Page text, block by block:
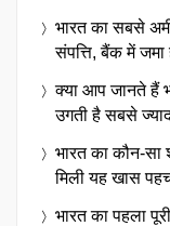
भारत का सबसे
संपत्ति, बैंक में जमा
क्या आप जानते हैं
उगती है सबसे
भारत का कौन-सा
मिली यह खास
भारत का पहला